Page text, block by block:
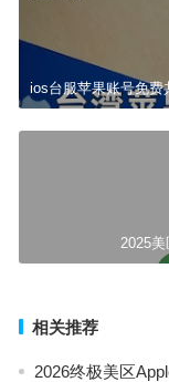
ios台服苹果账号免费
2025
相关推荐
2026终极美区